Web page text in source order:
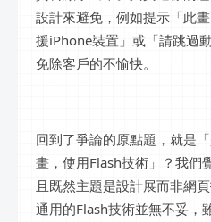
設計來避免，例如提示「此
援iPhone裝置」或「請跳過
免除客戶的不愉快。
回到了爭論的原點題，就是
畫，使用Flash技術」？我們
且既然主題是設計展而非網
通用的Flash技術並無不妥，